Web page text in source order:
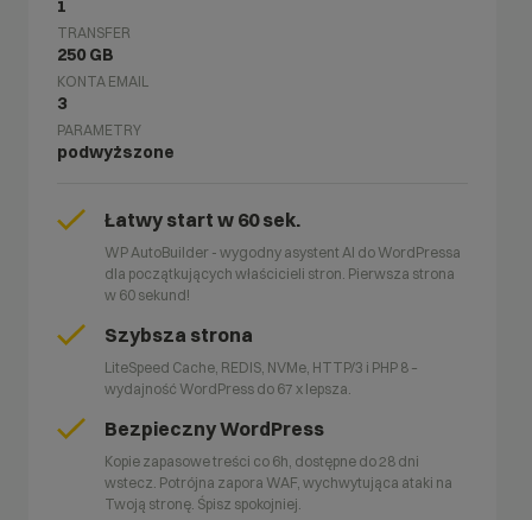
1
TRANSFER
250 GB
KONTA EMAIL
3
PARAMETRY
podwyższone
Łatwy start w 60 sek.
WP AutoBuilder - wygodny asystent AI do WordPressa
dla początkujących właścicieli stron. Pierwsza strona
w 60 sekund!
Szybsza strona
LiteSpeed Cache, REDIS, NVMe, HTTP/3 i PHP 8 –
wydajność WordPress do 67 x lepsza.
Bezpieczny WordPress
Kopie zapasowe treści co 6h, dostępne do 28 dni
wstecz. Potrójna zapora WAF, wychwytująca ataki na
Twoją stronę. Śpisz spokojniej.